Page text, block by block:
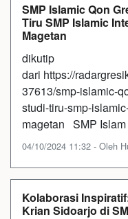
SMP Islamic Qon
Tiru SMP Islamic
Magetan
dikutip
dari https://
37613/smp-islamic-
studi-tiru-smp-
magetan SMP Islam
04/10/2024 11:32 - Oleh
Kolaborasi
Krian Sidoarjo di